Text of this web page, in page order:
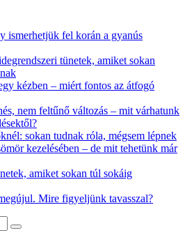
ismerhetjük fel korán a gyanús
tünetek, amiket sokan
kézben – miért fontos az átfogó
nem feltűnő változás – mit várhatunk
sokan tudnak róla, mégsem lépnek
kezelésében – de mit tehetünk már
amiket sokan túl sokáig
Mire figyeljünk tavasszal?